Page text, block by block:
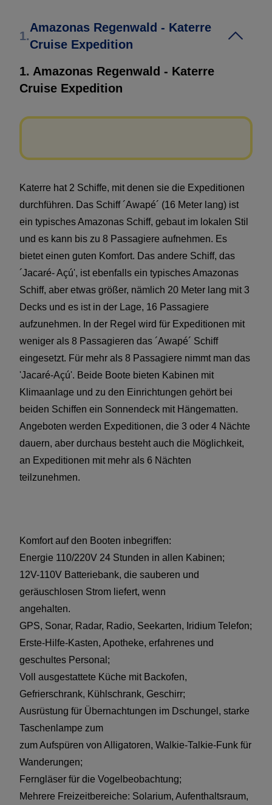
1.
Amazonas Regenwald - Katerre
Cruise Expedition
1. Amazonas Regenwald - Katerre
Cruise Expedition
Katerre hat 2 Schiffe, mit denen sie die Expeditionen
durchführen. Das Schiff ´Awapé´ (16 Meter lang) ist
ein typisches Amazonas Schiff, gebaut im lokalen Stil
und es kann bis zu 8 Passagiere aufnehmen. Es
bietet einen guten Komfort. Das andere Schiff, das
´Jacaré- Açú', ist ebenfalls ein typisches Amazonas
Schiff, aber etwas größer, nämlich 20 Meter lang mit 3
Decks und es ist in der Lage, 16 Passagiere
aufzunehmen. In der Regel wird für Expeditionen mit
weniger als 8 Passagieren das ´Awapé´ Schiff
eingesetzt. Für mehr als 8 Passagiere nimmt man das
'Jacaré-Açú'. Beide Boote bieten Kabinen mit
Klimaanlage und zu den Einrichtungen gehört bei
beiden Schiffen ein Sonnendeck mit Hängematten.
Angeboten werden Expeditionen, die 3 oder 4 Nächte
dauern, aber durchaus besteht auch die Möglichkeit,
an Expeditionen mit mehr als 6 Nächten
teilzunehmen.
Komfort auf den Booten inbegriffen:
Energie 110/220V 24 Stunden in allen Kabinen;
12V-110V Batteriebank, die sauberen und
geräuschlosen Strom liefert, wenn
angehalten.
GPS, Sonar, Radar, Radio, Seekarten, Iridium Telefon;
Erste-Hilfe-Kasten, Apotheke, erfahrenes und
geschultes Personal;
Voll ausgestattete Küche mit Backofen,
Gefrierschrank, Kühlschrank, Geschirr;
Ausrüstung für Übernachtungen im Dschungel, starke
Taschenlampe zum
zum Aufspüren von Alligatoren, Walkie-Talkie-Funk für
Wanderungen;
Ferngläser für die Vogelbeobachtung;
Mehrere Freizeitbereiche: Solarium, Aufenthaltsraum,